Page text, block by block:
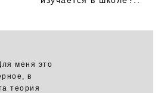
меня это
в
теория